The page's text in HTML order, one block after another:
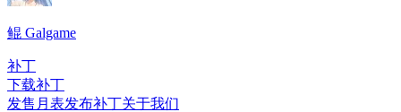
鲲 Galgame
补丁
下载补丁
发售月表发布补丁关于我们